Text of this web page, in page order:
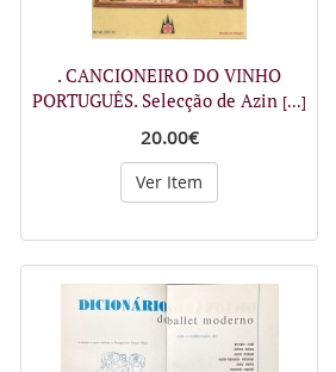
. CANCIONEIRO DO VINHO
PORTUGUÊS. Selecção de Azin [...]
20.00€
Ver Item